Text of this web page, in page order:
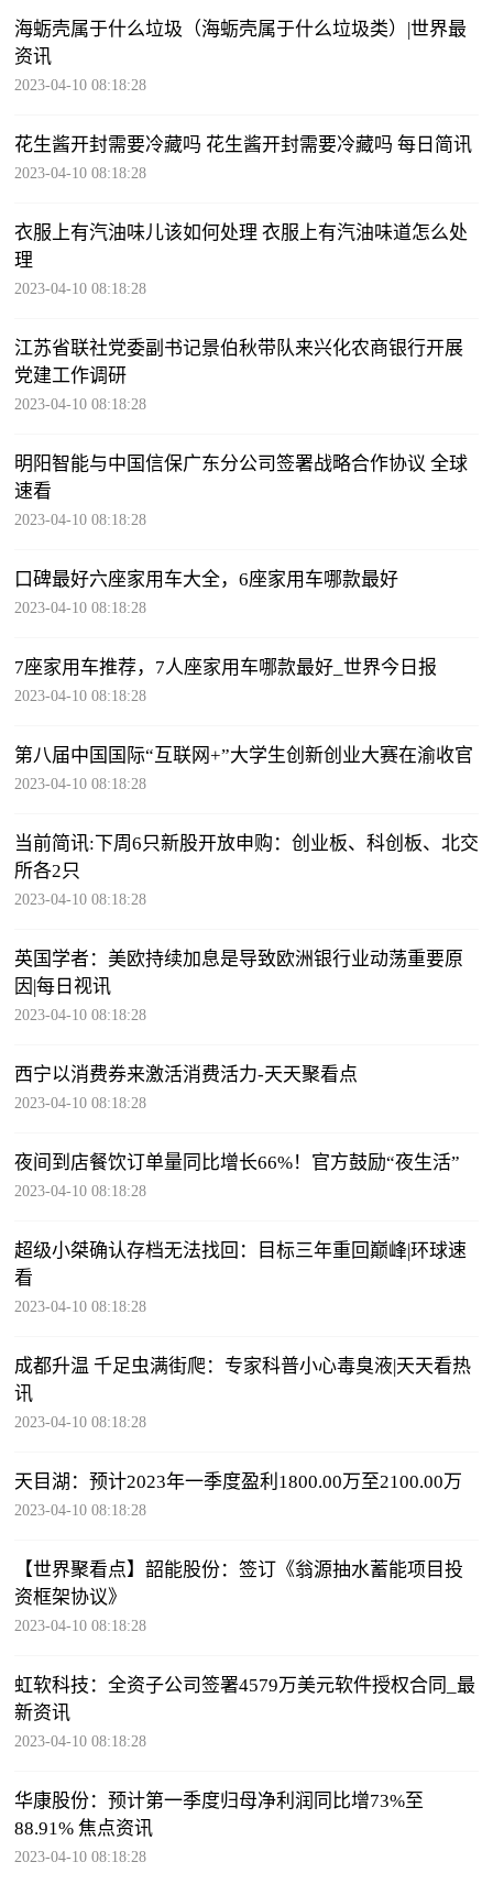
海蛎壳属于什么垃圾（海蛎壳属于什么垃圾类）|世界最
资讯
2023-04-10 08:18:28
花生酱开封需要冷藏吗 花生酱开封需要冷藏吗 每日简讯
2023-04-10 08:18:28
衣服上有汽油味儿该如何处理 衣服上有汽油味道怎么处
理
2023-04-10 08:18:28
江苏省联社党委副书记景伯秋带队来兴化农商银行开展
党建工作调研
2023-04-10 08:18:28
明阳智能与中国信保广东分公司签署战略合作协议 全球
速看
2023-04-10 08:18:28
口碑最好六座家用车大全，6座家用车哪款最好
2023-04-10 08:18:28
7座家用车推荐，7人座家用车哪款最好_世界今日报
2023-04-10 08:18:28
第八届中国国际“互联网+”大学生创新创业大赛在渝收官
2023-04-10 08:18:28
当前简讯:下周6只新股开放申购：创业板、科创板、北交
所各2只
2023-04-10 08:18:28
英国学者：美欧持续加息是导致欧洲银行业动荡重要原
因|每日视讯
2023-04-10 08:18:28
西宁以消费券来激活消费活力-天天聚看点
2023-04-10 08:18:28
夜间到店餐饮订单量同比增长66%！官方鼓励“夜生活”
2023-04-10 08:18:28
超级小桀确认存档无法找回：目标三年重回巅峰|环球速
看
2023-04-10 08:18:28
成都升温 千足虫满街爬：专家科普小心毒臭液|天天看热
讯
2023-04-10 08:18:28
天目湖：预计2023年一季度盈利1800.00万至2100.00万
2023-04-10 08:18:28
【世界聚看点】韶能股份：签订《翁源抽水蓄能项目投
资框架协议》
2023-04-10 08:18:28
虹软科技：全资子公司签署4579万美元软件授权合同_最
新资讯
2023-04-10 08:18:28
华康股份：预计第一季度归母净利润同比增73%至
88.91% 焦点资讯
2023-04-10 08:18:28